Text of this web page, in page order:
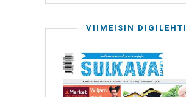
VIIMEISIN DIGILEHTI